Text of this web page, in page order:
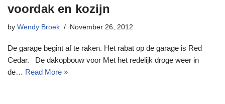
voordak en kozijn
by Wendy Broek November 26, 2012
De garage begint af te raken. Het rabat op de garage is Red
Cedar. De dakopbouw voor Met het redelijk droge weer in
de… Read More »